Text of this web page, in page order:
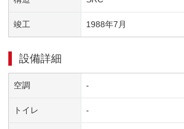
竣工 1988年7 月
設備詳細
空調 -
トイレ -